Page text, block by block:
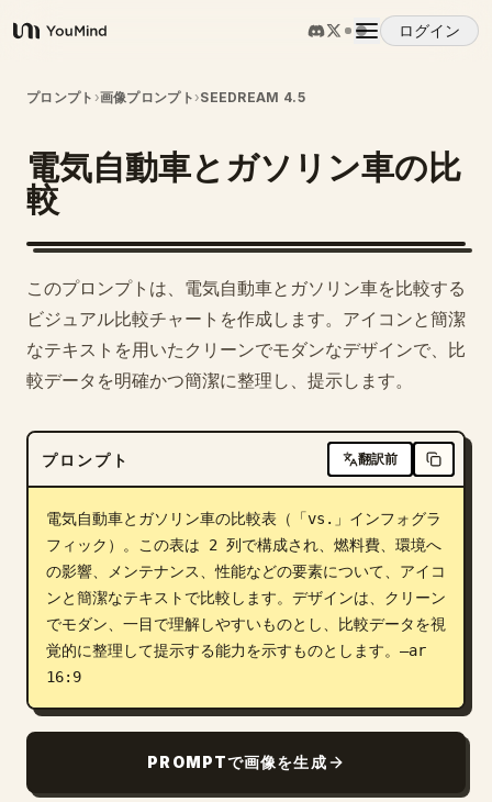
YouMind
ログイン
概要
ユースケース
スキル
プロンプト
料金
ダウンロード
ブログ
更新情報
プロンプト ›画像プロンプト ›SEEDREAM 4.5
電気自動車とガソリン車の比
較
このプロンプトは、電気自動車とガソリン車を比較する
ビジュアル比較チャートを作成します。アイコンと簡潔
なテキストを用いたクリーンでモダンなデザインで、比
較データを明確かつ簡潔に整理し、提示します。
プロンプト 翻訳前
電気自動車とガソリン車の比較表（「vs.」インフォグラ
フィック）。この表は 2 列で構成され、燃料費、環境へ
の影響、メンテナンス、性能などの要素について、アイコ
ンと簡潔なテキストで比較します。デザインは、クリーン
でモダン、一目で理解しやすいものとし、比較データを視
覚的に整理して提示する能力を示すものとします。–ar
16:9
PROMPTで画像を生成